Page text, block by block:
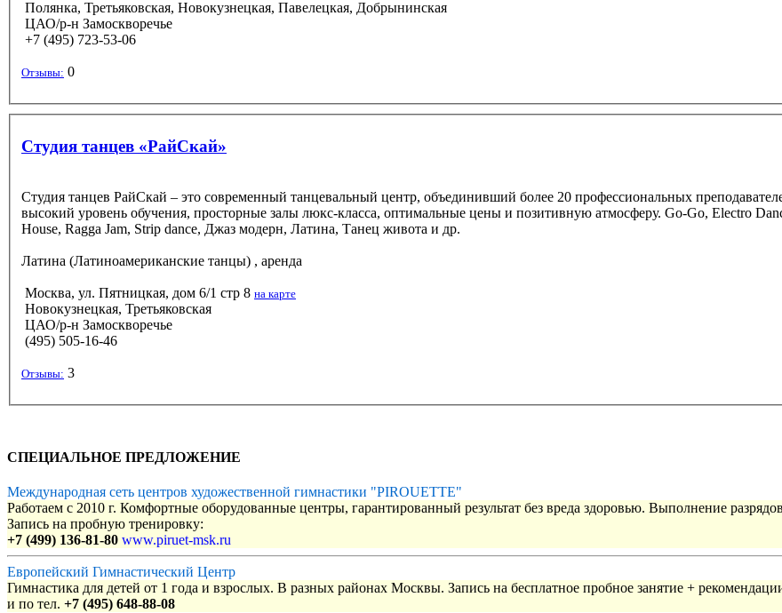
Полянка, Третьяковская, Новокузнецкая, Павелецкая, Добрынинская
ЦАО/р-н Замоскворечье
+7 (495) 723-53-06
Отзывы: 0
Студия танцев «РайСкай»
Студия танцев РайСкай – это современный танцевальный центр, объединивший более 20 профессиональных
высокий уровень обучения, просторные залы люкс-класса, оптимальные цены и позитивную атмосферу. Go-Go, Electro
House, Ragga Jam, Strip dance, Джаз модерн, Латина, Танец живота и др.
Латина (Латиноамериканские танцы) , аренда
Москва, ул. Пятницкая, дом 6/1 стр 8 на карте
Новокузнецкая, Третьяковская
ЦАО/р-н Замоскворечье
(495) 505-16-46
Отзывы: 3
СПЕЦИАЛЬНОЕ ПРЕДЛОЖЕНИЕ
Международная сеть центров художественной гимнастики "PIROUETTE"
Работаем с 2010 г. Комфортные оборудованные центры, гарантированный результат без вреда здоровью. Выполнение
Запись на пробную тренировку:
+7 (499) 136-81-80 www.piruet-msk.ru
Европейский Гимнастический Центр
Гимнастика для детей от 1 года и взрослых. В разных районах Москвы. Запись на бесплатное пробное занятие +
и по тел. +7 (495) 648-88-08